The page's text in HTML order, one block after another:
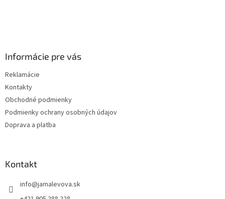
Informácie pre vás
Reklamácie
Kontakty
Obchodné podmienky
Podmienky ochrany osobných údajov
Doprava a platba
Kontakt
info@jamalevova.sk